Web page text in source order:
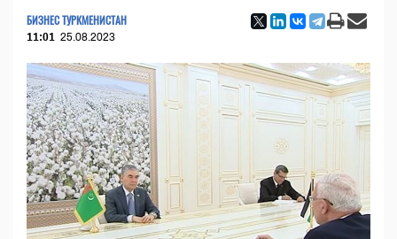
БИЗНЕС ТУРКМЕНИСТАН
11:01 25.08.2023